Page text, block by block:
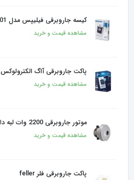
کیسه جاروبرقی فیلیپس مدل FC9170.01
مشاهده قیمت و خرید
پاکت جاروبرقی آاگ الکترولوکس Ultraone
مشاهده قیمت و خرید
موتور جاروبرقی 2200 وات لبه دار
مشاهده قیمت و خرید
پاکت جاروبرقی فلر feller